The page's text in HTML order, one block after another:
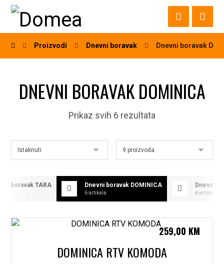
Proizvodi Dnevni boravak Dnevni boravak
DNEVNI BORAVAK DOMINICA
Prikaz svih 6 rezultata
boravak TARA Dnevni boravak DOMINICA
6 artikala
Dnevni
6 artikala
DOMINICA RTV KOMODA
259,00 KM